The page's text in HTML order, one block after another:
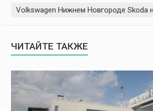
Volkswagen Нижнем Новгороде Skoda
ЧИТАЙТЕ ТАКЖЕ